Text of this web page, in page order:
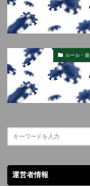
ルール・
運営者情報